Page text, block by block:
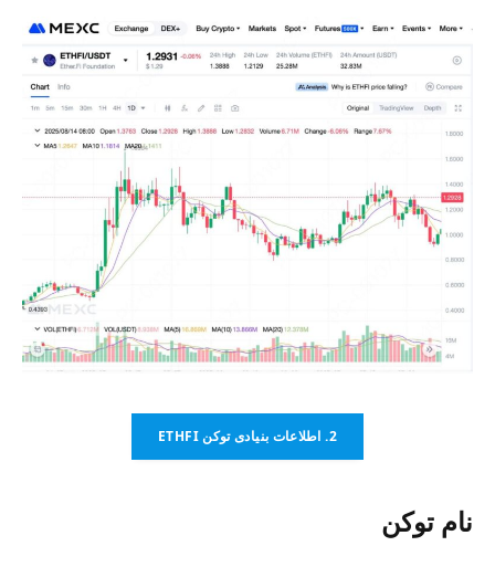
2. اطلاعات بنیادی توکن ETHFI
نام توکن